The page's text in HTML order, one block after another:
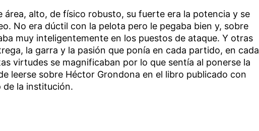
área, alto, de físico robusto, su fuerte era la potencia y se
No era dúctil con la pelota pero le pegaba bien y, sobre
muy inteligentemente en los puestos de ataque. Y otras
la garra y la pasión que ponía en cada partido, en cada
virtudes se magnificaban por lo que sentía al ponerse la
leerse sobre Héctor Grondona en el libro publicado con
de la institución.